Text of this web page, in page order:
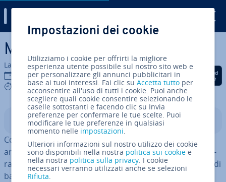
Vai al contenuto prin­ci­pa­le
Metodo np.where in Python
La redazione di IONOS
02 gen 2025
4 mins
Condividi via Facebook
Condividi via Twitter
Condividi via
Indice
Con la funzione np.where()
è possibile lavorare con gli
array NumPy in Python in modo mirato. Grazie alle ope­
ra­zio­ni vet­to­ria­li, è anche più ef­fi­cien­te rispetto ai metodi
basati sui cicli.
Impostazioni dei cookie
Utilizziamo i cookie per offrirti la migliore
esperienza utente possibile sul nostro sito web e
per personalizzare gli annunci pubblicitari in
base ai tuoi interessi. Fai clic suAccetta tutto per
acconsentire all'uso di tutti i cookie. Puoi anche
scegliere quali cookie consentire selezionando le
caselle sottostanti e facendo clic su Invia
preferenze per confermare le tue scelte. Puoi
modificare le tue preferenze in qualsiasi
momento nelle impostazioni.
Ulteriori informazioni sul nostro utilizzo dei cookie
sono disponibili nella nostra politica sui cookie e
nella nostra politica sulla privacy. I cookie
necessari verranno utilizzati anche se selezioni
Rifiuta.